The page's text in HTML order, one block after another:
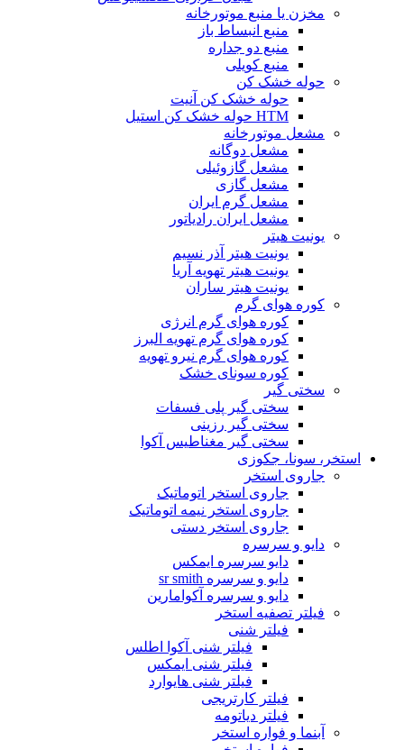
مخزن یا منبع موتورخانه
منبع انبساط باز
منبع دو جداره
منبع کویلی
حوله خشک کن
حوله خشک کن آنیت
HTM حوله خشک کن استیل
مشعل موتورخانه
مشعل دوگانه
مشعل گازوئیلی
مشعل گازی
مشعل گرم ایران
مشعل ایران رادیاتور
یونیت هیتر
یونیت هیتر آذر نسیم
یونیت هیتر تهویه آریا
یونیت هیتر ساران
کوره هوای گرم
کوره هوای گرم انرژی
کوره هوای گرم تهویه البرز
کوره هوای گرم نیرو تهویه
کوره سونای خشک
سختی گیر
سختی گیر پلی فسفات
سختی گیر رزینی
سختی گیر مغناطیس آکوا
استخر، سونا، جکوزی
جاروی استخر
جاروی استخر اتوماتیک
جاروی استخر نیمه اتوماتیک
جاروی استخر دستی
دایو و سرسره
دایو سرسره ایمکس
دایو و سرسره sr smith
دایو و سرسره آکوامارین
فیلتر تصفیه استخر
فیلتر شنی
فیلتر شنی آکوا اطلس
فیلتر شنی ایمکس
فیلتر شنی هایوارد
فیلتر کارتریجی
فیلتر دیاتومه
آبنما و فواره استخر